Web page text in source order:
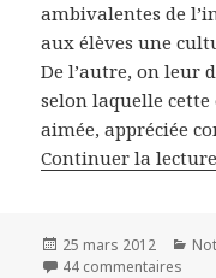
ambivalentes de
aux élèves une
De l’autre, on leur
selon laquelle
aimée, appréciée
Continuer la
Publié
le
25 mars 2012
44 commentaires